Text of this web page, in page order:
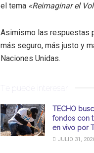
el tema «Reimaginar el
Asimismo las respuestas
más seguro, más justo y
Naciones Unidas.
Te puede interesar
TECHO
fondos con
en vivo por
JULIO 31,